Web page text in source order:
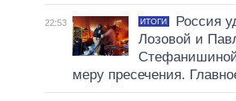
22:53 ИТОГИ
Россия
Лозовой и
меру пресечения.